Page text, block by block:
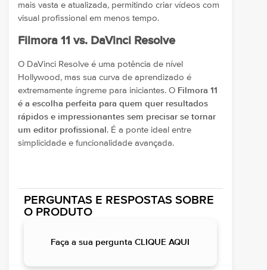
mais vasta e atualizada, permitindo criar vídeos com
visual profissional em menos tempo.
Filmora 11 vs. DaVinci Resolve
O DaVinci Resolve é uma potência de nível
Hollywood, mas sua curva de aprendizado é
extremamente íngreme para iniciantes. O Filmora 11
é a escolha perfeita para quem quer resultados
rápidos e impressionantes sem precisar se tornar
um editor profissional. É a ponte ideal entre
simplicidade e funcionalidade avançada.
PERGUNTAS E RESPOSTAS SOBRE
O PRODUTO
Faça a sua pergunta CLIQUE AQUI